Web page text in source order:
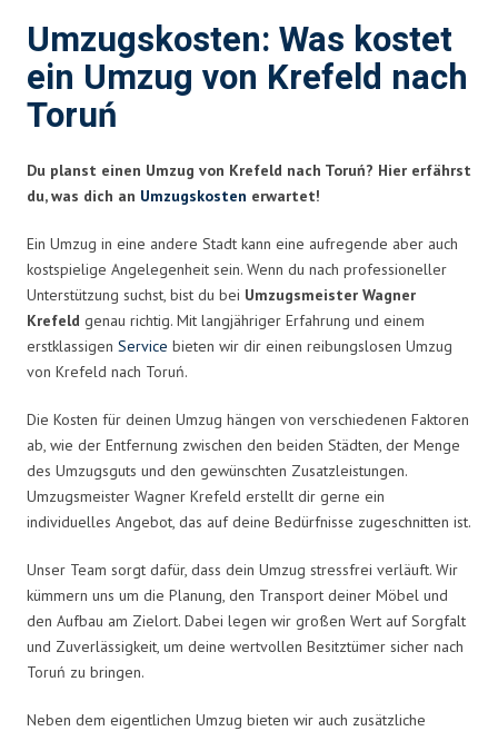
Umzugskosten: Was kostet
ein Umzug von Krefeld nach
Toruń
Du planst einen Umzug von Krefeld nach Toruń? Hier erfährst
du, was dich an Umzugskosten erwartet!
Ein Umzug in eine andere Stadt kann eine aufregende aber auch
kostspielige Angelegenheit sein. Wenn du nach professioneller
Unterstützung suchst, bist du bei Umzugsmeister Wagner
Krefeld genau richtig. Mit langjähriger Erfahrung und einem
erstklassigen Service bieten wir dir einen reibungslosen Umzug
von Krefeld nach Toruń.
Die Kosten für deinen Umzug hängen von verschiedenen Faktoren
ab, wie der Entfernung zwischen den beiden Städten, der Menge
des Umzugsguts und den gewünschten Zusatzleistungen.
Umzugsmeister Wagner Krefeld erstellt dir gerne ein
individuelles Angebot, das auf deine Bedürfnisse zugeschnitten ist.
Unser Team sorgt dafür, dass dein Umzug stressfrei verläuft. Wir
kümmern uns um die Planung, den Transport deiner Möbel und
den Aufbau am Zielort. Dabei legen wir großen Wert auf Sorgfalt
und Zuverlässigkeit, um deine wertvollen Besitztümer sicher nach
Toruń zu bringen.
Neben dem eigentlichen Umzug bieten wir auch zusätzliche